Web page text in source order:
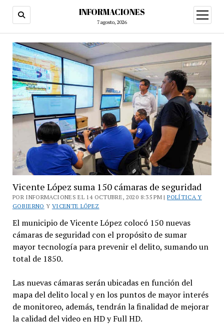
INFORMACIONES
7 agosto, 2026
abrir
menú
Vicente López suma 150 cámaras de seguridad
POR INFORMACIONES EL 14 OCTUBRE, 2020 8:35 PM |POLÍTICA Y
GOBIERNO Y VICENTE LÓPEZ
El municipio de Vicente López colocó 150 nuevas
cámaras de seguridad con el propósito de sumar
mayor tecnología para prevenir el delito, sumando un
total de 1850.
Las nuevas cámaras serán ubicadas en función del
mapa del delito local y en los puntos de mayor interés
de monitoreo, además, tendrán la finalidad de mejorar
la calidad del video en HD y Full HD.